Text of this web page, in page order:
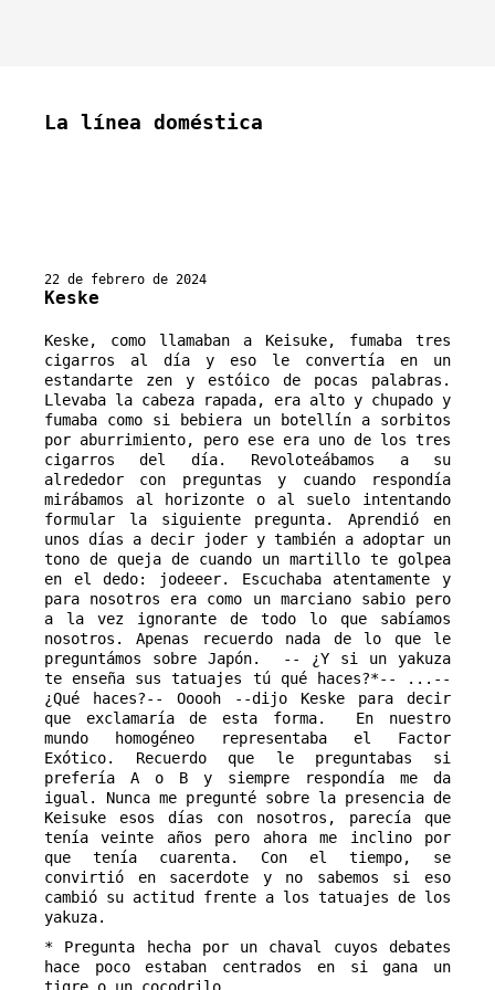
La línea doméstica
22 de febrero de 2024
Keske
Keske, como llamaban a Keisuke, fumaba tres
cigarros al día y eso le convertía en un
estandarte zen y estóico de pocas palabras.
Llevaba la cabeza rapada, era alto y chupado y
fumaba como si bebiera un botellín a sorbitos
por aburrimiento, pero ese era uno de los tres
cigarros del día. Revoloteábamos a su
alrededor con preguntas y cuando respondía
mirábamos al horizonte o al suelo intentando
formular la siguiente pregunta. Aprendió en
unos días a decir joder y también a adoptar un
tono de queja de cuando un martillo te golpea
en el dedo: jodeeer. Escuchaba atentamente y
para nosotros era como un marciano sabio pero
a la vez ignorante de todo lo que sabíamos
nosotros. Apenas recuerdo nada de lo que le
preguntámos sobre Japón.  -- ¿Y si un yakuza
te enseña sus tatuajes tú qué haces?*-- ...--
¿Qué haces?-- Ooooh --dijo Keske para decir
que exclamaría de esta forma.  En nuestro
mundo homogéneo representaba el Factor
Exótico. Recuerdo que le preguntabas si
prefería A o B y siempre respondía me da
igual. Nunca me pregunté sobre la presencia de
Keisuke esos días con nosotros, parecía que
tenía veinte años pero ahora me inclino por
que tenía cuarenta. Con el tiempo, se
convirtió en sacerdote y no sabemos si eso
cambió su actitud frente a los tatuajes de los
yakuza.
* Pregunta hecha por un chaval cuyos debates
hace poco estaban centrados en si gana un